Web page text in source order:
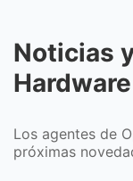
Noticias
Hardware
Los agentes de
próximas